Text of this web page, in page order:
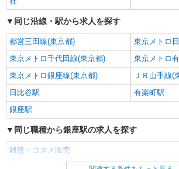
7.5H×20日勤務の場合「
例です。
日本橋三越本店 本館6階
キープ 詳
派遣社員
株式会社シーエーセールススタッフ/tkYH37479a
時給1500円〜1550円 ■月給例【23万円〜26万
円】 ■22日間勤務の場合＝
変動します。
同じ沿線・駅から求人を探す
都営三田線(東京都)
東京メトロ
東京メトロ千代田線(東京都)
東京メトロ
東京メトロ銀座線(東京都)
ＪＲ山手線(
日比谷駅
有楽町駅
銀座駅
同じ職種から銀座駅の求人を探す
雑貨・コスメ販売